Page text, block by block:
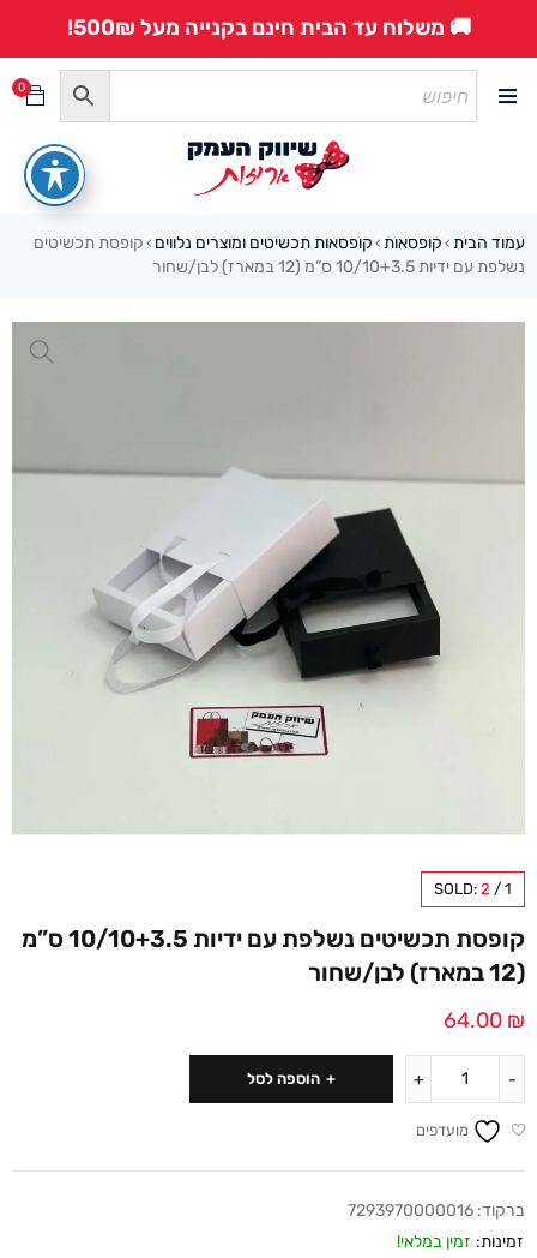
🚚 משלוח עד הבית חינם בקנייה מעל 500₪!
0
עמוד הבית › קופסאות › קופסאות תכשיטים ומוצרים נלווים › קופסת תכשיטים
נשלפת עם ידיות 10/10+3.5 ס”מ (12 במארז) לבן/שחור
SOLD: 2 / 1
קופסת תכשיטים נשלפת עם ידיות 10/10+3.5 ס”מ
(12 במארז) לבן/שחור
64.00 ₪
הוספה לסל
מועדפים
ברקוד: 7293970000016
זמינות: זמין במלאי!